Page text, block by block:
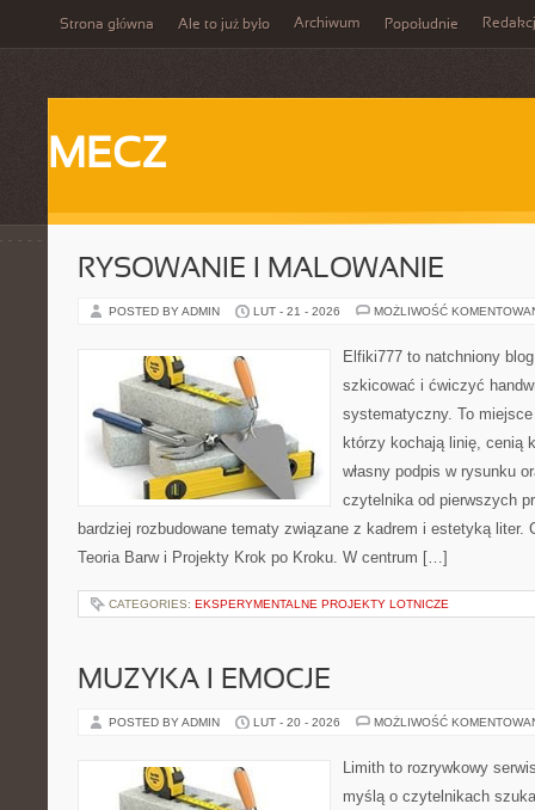
Strona główna Ale to już było Archiwum Popołudnie
MECZ
RYSOWANIE I MALOWANIE
POSTED BY ADMIN LUT - 21 - 2026 MOŻLIWOŚĆ
Elfiki777 to natchniony
szkicować i ćwiczyć
systematyczny. To
którzy kochają linię, cenią
własny podpis w rysunku
czytelnika od pierwszych
bardziej rozbudowane tematy związane z kadrem i estetyką liter.
Teoria Barw i Projekty Krok po Kroku. W centrum […]
CATEGORIES: EKSPERYMENTALNE PROJEKTY LOTNICZE
MUZYKA I EMOCJE
POSTED BY ADMIN LUT - 20 - 2026 MOŻLIWOŚĆ
Limith to rozrywkowy
myślą o czytelnikach